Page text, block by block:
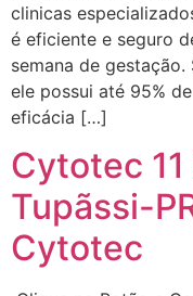
clinicas
é eficiente e seguro
semana de
ele possui até 95%
eficácia […]
Cytotec
Tupãssi-
Cytotec
Eu